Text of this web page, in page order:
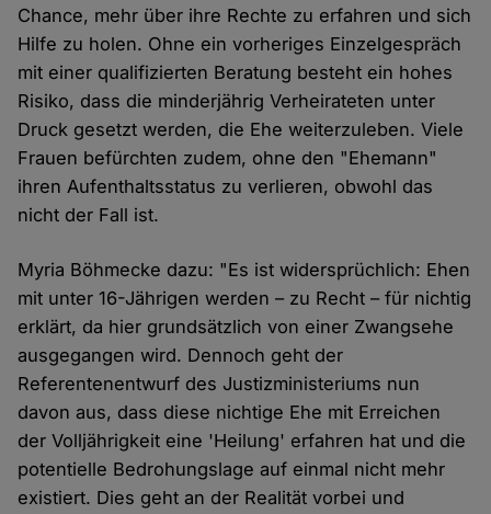
Chance, mehr über ihre Rechte zu erfahren und sich
Hilfe zu holen. Ohne ein vorheriges Einzelgespräch
mit einer qualifizierten Beratung besteht ein hohes
Risiko, dass die minderjährig Verheirateten unter
Druck gesetzt werden, die Ehe weiterzuleben. Viele
Frauen befürchten zudem, ohne den "Ehemann"
ihren Aufenthaltsstatus zu verlieren, obwohl das
nicht der Fall ist.
Myria Böhmecke dazu: "Es ist widersprüchlich: Ehen
mit unter 16-Jährigen werden – zu Recht – für nichtig
erklärt, da hier grundsätzlich von einer Zwangsehe
ausgegangen wird. Dennoch geht der
Referentenentwurf des Justizministeriums nun
davon aus, dass diese nichtige Ehe mit Erreichen
der Volljährigkeit eine 'Heilung' erfahren hat und die
potentielle Bedrohungslage auf einmal nicht mehr
existiert. Dies geht an der Realität vorbei und